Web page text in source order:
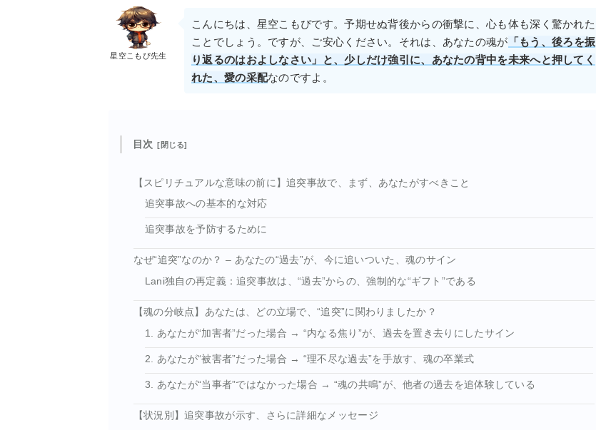
星空こもぴ先生
こんにちは、星空こもぴです。予期せぬ背後からの衝撃に、心も体も深く驚かれた
ことでしょう。ですが、ご安心ください。それは、あなたの魂が 「もう、後ろを振
り返るのはおよしなさい」と、少しだけ強引に、あなたの背中を未来へと押してく
れた、愛の采配なのですよ。
目次
【スピリチュアルな意味の前に】追突事故で、まず、あなたがすべきこと
追突事故への基本的な対応
追突事故を予防するために
なぜ“追突”なのか？ – あなたの“過去”が、今に追いついた、魂のサイン
Lani独自の再定義：追突事故は、“過去”からの、強制的な“ギフト”である
【魂の分岐点】あなたは、どの立場で、“追突”に関わりましたか？
1. あなたが“加害者”だった場合 → “内なる焦り”が、過去を置き去りにしたサイン
2. あなたが“被害者”だった場合 → “理不尽な過去”を手放す、魂の卒業式
3. あなたが“当事者”ではなかった場合 → “魂の共鳴”が、他者の過去を追体験している
【状況別】追突事故が示す、さらに詳細なメッセージ